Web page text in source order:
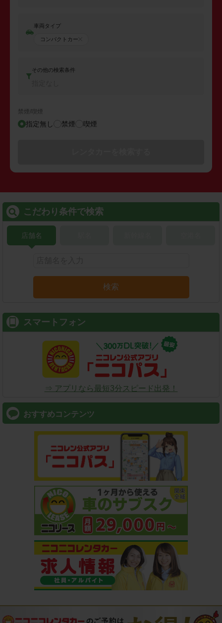
車両タイプ
コンパクトカー
その他の検索条件
禁煙/喫煙
指定無し 禁煙 喫煙
こだわり条件で検索
店舗名
検索
スマートフォン
⇒ アプリなら最短3分スピード出発！
おすすめコンテンツ